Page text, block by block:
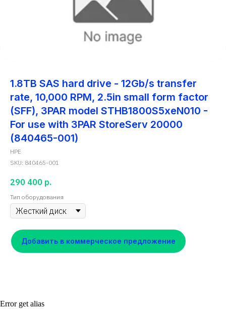
1.8TB SAS hard drive - 12Gb/s transfer
rate, 10,000 RPM, 2.5in small form factor
(SFF), 3PAR model STHB1800S5xeN010 -
For use with 3PAR StoreServ 20000
(840465-001)
HPE
SKU: 840465-001
290 400 р.
Тип оборудования
Добавить в коммерческое предложение
Error get alias